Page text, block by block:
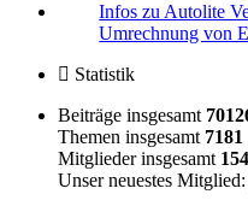
Infos zu Autolite
Umrechnung von
Statistik
Beiträge insgesamt
Themen insgesamt 7181
Mitglieder insgesamt
Unser neuestes Mitglied: